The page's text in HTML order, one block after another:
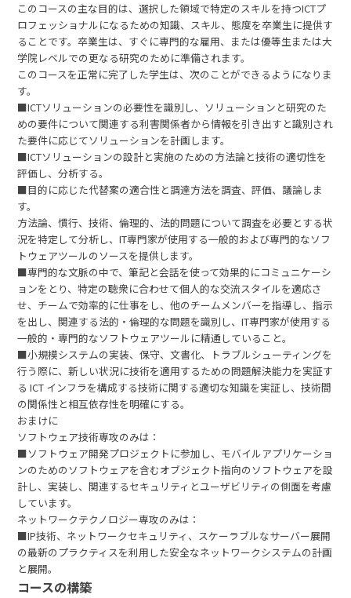
このコースの主な目的は、選択した領域で特定のスキルを持つICTプ
ロフェッショナルになるための知識、スキル、態度を卒業生に提供す
ることです。卒業生は、すぐに専門的な雇用、または優等生または大
学院レベルでの更なる研究のために準備されます。
このコースを正常に完了した学生は、次のことができるようになりま
す。
■ICTソリューションの必要性を識別し、ソリューションと研究のた
めの要件について関連する利害関係者から情報を引き出すと識別され
た要件に応じてソリューションを計画します。
■ICTソリューションの設計と実施のための方法論と技術の適切性を
評価し、分析する。
■目的に応じた代替案の適合性と調達方法を調査、評価、議論しま
す。
方法論、慣行、技術、倫理的、法的問題について調査を必要とする状
況を特定して分析し、IT専門家が使用する一般的および専門的なソフ
トウェアツールのソースを提供します。
■専門的な文脈の中で、筆記と会話を使って効果的にコミュニケーシ
ョンをとり、特定の聴衆に合わせて個人的な交流スタイルを適応さ
せ、チームで効率的に仕事をし、他のチームメンバーを指導し、指示
を出し、関連する法的・倫理的な問題を識別し、IT専門家が使用する
一般的・専門的なソフトウェアツールに精通していること。
■小規模システムの実装、保守、文書化、トラブルシューティングを
行う際に、新しい状況に技術を適用するための問題解決能力を実証す
る ICT インフラを構成する技術に関する適切な知識を実証し、技術間
の関係性と相互依存性を明確にする。
おまけに
ソフトウェア技術専攻のみは：
■ソフトウェア開発プロジェクトに参加し、モバイルアプリケーショ
ンのためのソフトウェアを含むオブジェクト指向のソフトウェアを設
計し、実装し、関連するセキュリティとユーザビリティの側面を考慮
しています。
ネットワークテクノロジー専攻のみは：
■IP技術、ネットワークセキュリティ、スケーラブルなサーバー展開
の最新のプラクティスを利用した安全なネットワークシステムの計画
と展開。
コースの構築